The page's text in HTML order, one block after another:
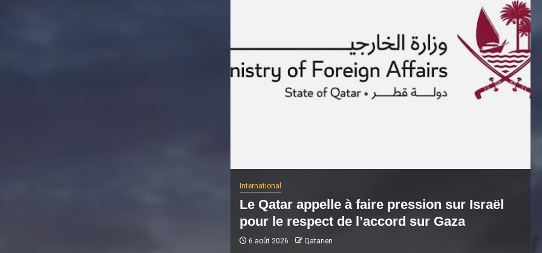
International
Le Qatar appelle à faire pression sur Israël
pour le respect de l’accord sur Gaza
6 août 2026 Qatarien